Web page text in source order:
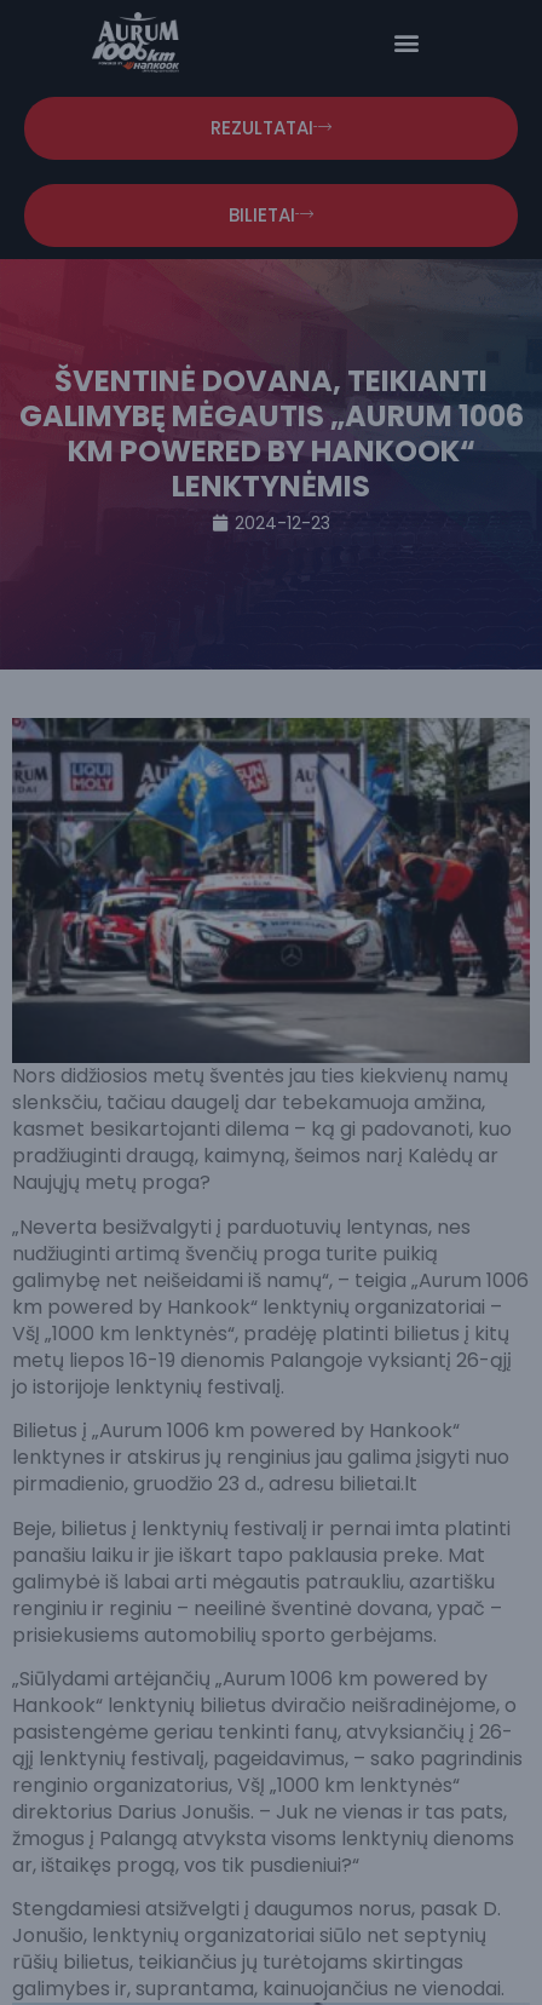
REZULTATAI
BILIETAI
ŠVENTINĖ DOVANA, TEIKIANTI
GALIMYBĘ MĖGAUTIS „AURUM 1006
KM POWERED BY HANKOOK“
LENKTYNĖMIS
2024-12-23
Nors didžiosios metų šventės jau ties kiekvienų namų
slenksčiu, tačiau daugelį dar tebekamuoja amžina,
kasmet besikartojanti dilema – ką gi padovanoti, kuo
pradžiuginti draugą, kaimyną, šeimos narį Kalėdų ar
Naujųjų metų proga?
„Neverta besižvalgyti į parduotuvių lentynas, nes
nudžiuginti artimą švenčių proga turite puikią
galimybę net neišeidami iš namų“, – teigia „Aurum 1006
km powered by Hankook“ lenktynių organizatoriai –
VšĮ „1000 km lenktynės“, pradėję platinti bilietus į kitų
metų liepos 16-19 dienomis Palangoje vyksiantį 26-ąjį
jo istorijoje lenktynių festivalį.
Bilietus į „Aurum 1006 km powered by Hankook“
lenktynes ir atskirus jų renginius jau galima įsigyti nuo
pirmadienio, gruodžio 23 d., adresu bilietai.lt
Beje, bilietus į lenktynių festivalį ir pernai imta platinti
panašiu laiku ir jie iškart tapo paklausia preke. Mat
galimybė iš labai arti mėgautis patraukliu, azartišku
renginiu ir reginiu – neeilinė šventinė dovana, ypač –
prisiekusiems automobilių sporto gerbėjams.
„Siūlydami artėjančių „Aurum 1006 km powered by
Hankook“ lenktynių bilietus dviračio neišradinėjome, o
pasistengėme geriau tenkinti fanų, atvyksiančių į 26-
ąjį lenktynių festivalį, pageidavimus, – sako pagrindinis
renginio organizatorius, VšĮ „1000 km lenktynės“
direktorius Darius Jonušis. – Juk ne vienas ir tas pats,
žmogus į Palangą atvyksta visoms lenktynių dienoms
ar, ištaikęs progą, vos tik pusdieniui?“
Stengdamiesi atsižvelgti į daugumos norus, pasak D.
Jonušio, lenktynių organizatoriai siūlo net septynių
rūšių bilietus, teikiančius jų turėtojams skirtingas
galimybes ir, suprantama, kainuojančius ne vienodai.